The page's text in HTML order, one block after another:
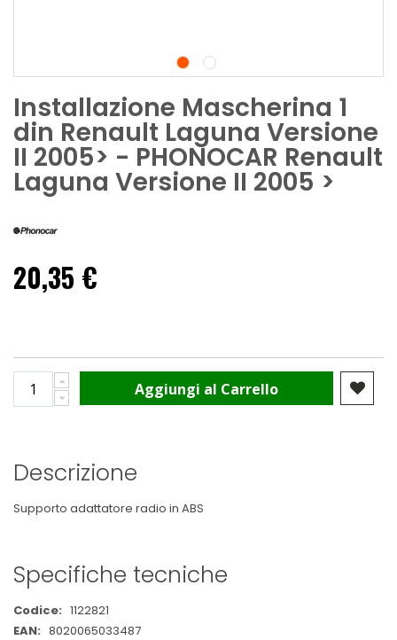
Installazione Mascherina 1
din Renault Laguna Versione
II 2005> - PHONOCAR Renault
Laguna Versione II 2005 >
20,35 €
Aggiungi al Carrello
Descrizione
Supporto adattatore radio in ABS
Specifiche tecniche
Maggiori
Informazioni
1122821
8020065033487